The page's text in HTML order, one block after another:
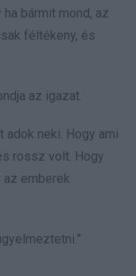
bármit mond, az
féltékeny, és
az igazat.
adok neki. Hogy ami
rossz volt. Hogy
az emberek